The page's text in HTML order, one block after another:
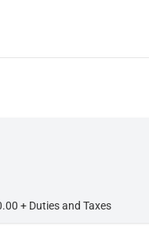
+ Duties and Taxes